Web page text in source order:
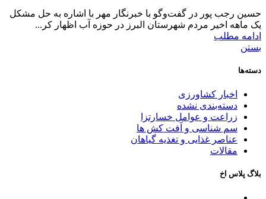
حسین رجب پور در گفت‌وگو با خبرنگار مهر با اشاره به حل مشکل
یک ماهه اخیر مردم شهرستان البرز در حوزه آب اظهار کر...
ادامه مطلب
بستن
دسته‌ها
اخبار کشاورزی
دسته‌بندی نشده
زراعت و عوامل خسارتزا
سم شناسی و آفت کش ها
عناصر غذایی و تغذیه گیاهان
مقالات
بلاگ پلاس اخ